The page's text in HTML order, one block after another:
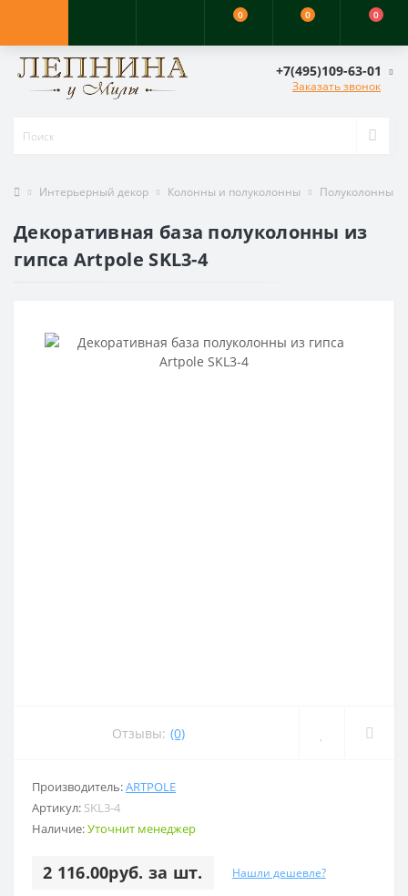
0 0 0
+7(495)109-63-01
Заказать звонок
Интерьерный декор Колонны и полуколонны Полуколонны
Декоративная база полуколонны из
гипса Artpole SKL3-4
Отзывы: (0)
Производитель:ARTPOLE
Артикул: SKL3-4
Наличие:Уточнит менеджер
2 116.00руб. за шт. Нашли дешевле?